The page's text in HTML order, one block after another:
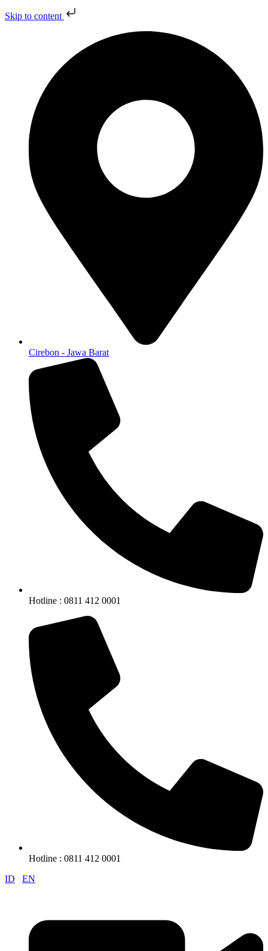
Skip to content
Cirebon - Jawa Barat
Hotline : 0811 412 0001
Hotline : 0811 412 0001
ID
EN